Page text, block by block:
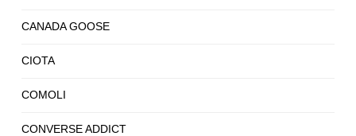
CANADA GOOSE
CIOTA
COMOLI
CONVERSE ADDICT